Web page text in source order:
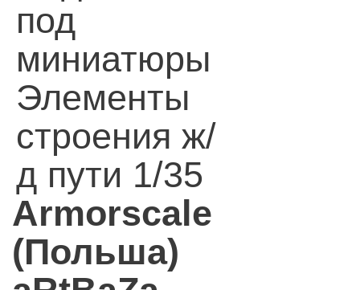
под
миниатюры
Элементы
строения ж/
д пути 1/35
Armorscale
(Польша)